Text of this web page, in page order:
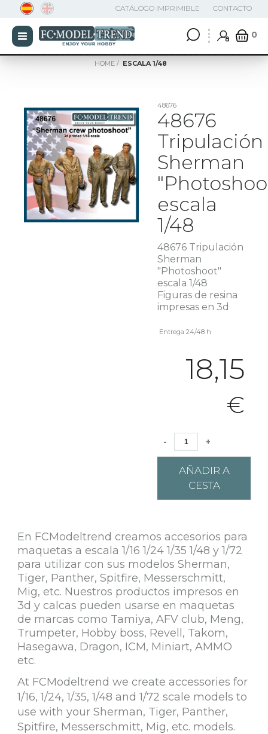
0
CATÁLOGO IMPRIMIBLE CONTACTO
HOME ESCALA 1/48
48676
48676
Tripulación
Sherman
escala
1/48
48676 Tripulación
Sherman
"Photoshoot"
escala 1/48
Figuras de resina
impresas en 3d
Entrega 24/48 h
18,15
€
- +
AÑADIR A
CESTA
En FCModeltrend creamos accesorios para
maquetas a escala 1/16 1/24 1/35 1/48 y 1/72
para utilizar con sus modelos Sherman,
Tiger, Panther, Spitfire, Messerschmitt,
Mig, etc. Nuestros productos impresos en
3d y calcas pueden usarse en maquetas
de marcas como Tamiya, AFV club, Meng,
Trumpeter, Hobby boss, Revell, Takom,
Hasegawa, Dragon, ICM, Miniart, AMMO
etc.
At FCModeltrend we create accessories for
1/16, 1/24, 1/35, 1/48 and 1/72 scale models to
use with your Sherman, Tiger, Panther,
Spitfire, Messerschmitt, Mig, etc. models.